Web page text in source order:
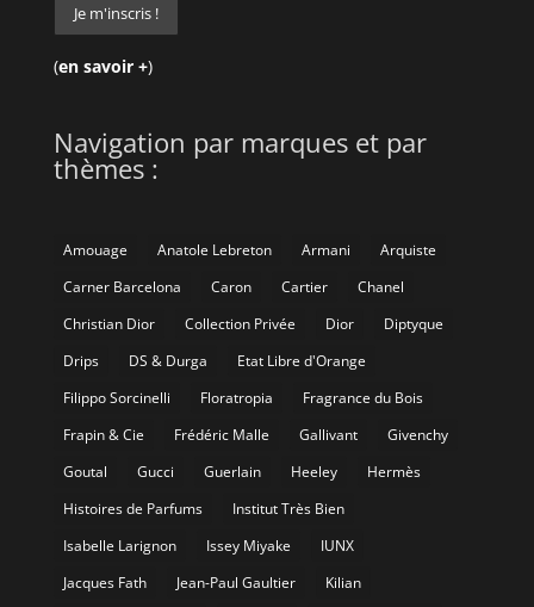
(en savoir +)
Navigation par marques et par
thèmes :
Amouage Anatole Lebreton Armani
Arquiste
Carner Barcelona
Caron Cartier
Chanel
Christian Dior
Collection Privée Dior
Diptyque
Drips
DS & Durga
Etat Libre d'Orange
Filippo Sorcinelli
Floratropia
Fragrance du Bois
Frapin & Cie
Frédéric Malle Gallivant
Givenchy
Goutal
Gucci Guerlain Heeley
Hermès
Histoires de Parfums
Institut Très Bien
Isabelle Larignon
Issey Miyake
IUNX
Jacques Fath
Jean-Paul Gaultier
Kilian